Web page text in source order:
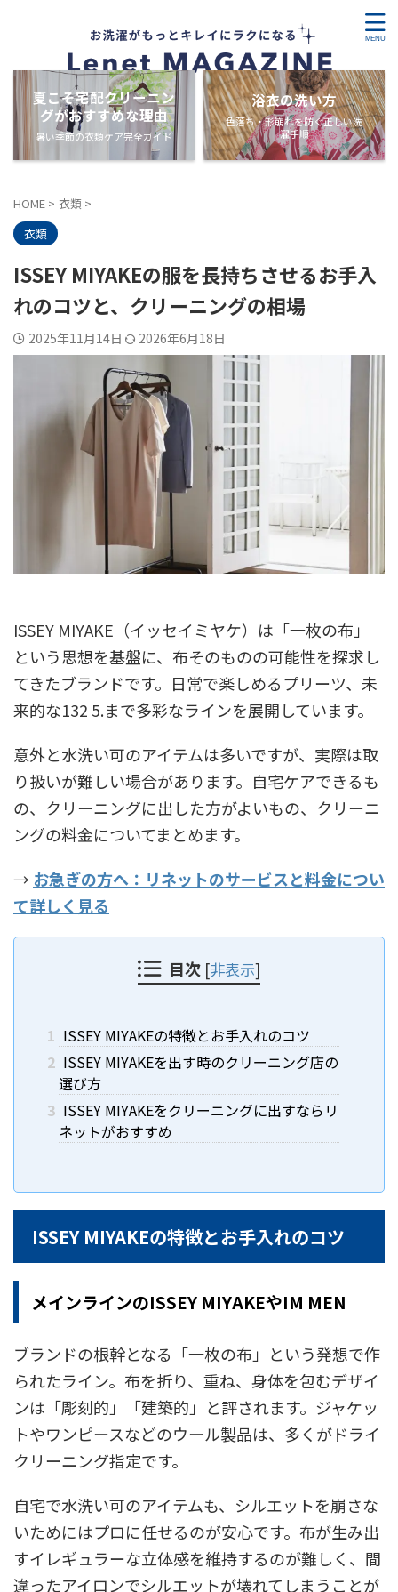
夏こそ宅配クリーニン
グがおすすめな理由
暑い季節の衣類ケア完全ガイド
浴衣の洗い方
色落ち・形崩れを防ぐ正しい洗
濯手順
HOME > 衣類 >
衣類
ISSEY MIYAKEの服を長持ちさせるお手入
れのコツと、クリーニングの相場
2025年11月14日 2026年6月18日
ISSEY MIYAKE（イッセイミヤケ）は「一枚の布」
という思想を基盤に、布そのものの可能性を探求し
てきたブランドです。日常で楽しめるプリーツ、未
来的な132 5.まで多彩なラインを展開しています。
意外と水洗い可のアイテムは多いですが、実際は取
り扱いが難しい場合があります。自宅ケアできるも
の、クリーニングに出した方がよいもの、クリーニ
ングの料金についてまとめます。
→ お急ぎの方へ：リネットのサービスと料金につい
て詳しく見る
目次 [非表示]
1 ISSEY MIYAKEの特徴とお手入れのコツ
2 ISSEY MIYAKEを出す時のクリーニング店の
選び方
3 ISSEY MIYAKEをクリーニングに出すならリ
ネットがおすすめ
ISSEY MIYAKEの特徴とお手入れのコツ
メインラインのISSEY MIYAKEやIM MEN
ブランドの根幹となる「一枚の布」という発想で作
られたライン。布を折り、重ね、身体を包むデザイ
ンは「彫刻的」「建築的」と評されます。ジャケッ
トやワンピースなどのウール製品は、多くがドライ
クリーニング指定です。
自宅で水洗い可のアイテムも、シルエットを崩さな
いためにはプロに任せるのが安心です。布が生み出
すイレギュラーな立体感を維持するのが難しく、間
違ったアイロンでシルエットが壊れてしまうことが